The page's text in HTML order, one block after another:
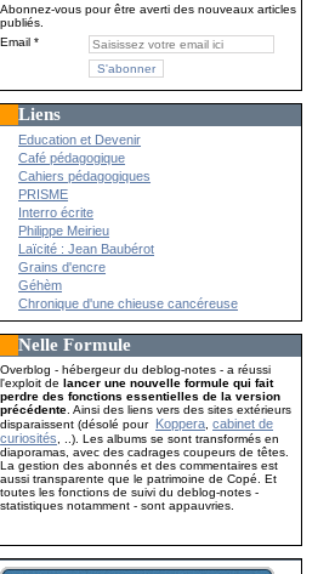
Abonnez-vous pour être averti des nouveaux articles
publiés.
Email
Liens
Education et Devenir
Café pédagogique
Cahiers pédagogiques
PRISME
Interro écrite
Philippe Meirieu
Laïcité : Jean Baubérot
Grains d'encre
Géhèm
Chronique d'une chieuse cancéreuse
Nelle Formule
Overblog - hébergeur du deblog-notes - a réussi
l'exploit delancer une nouvelle formule qui fait
perdre des fonctions essentielles de la version
précédente . Ainsi des liens vers des sites extérieurs
disparaissent (désolé pour Koppera ,cabinet de
curiosités , ..). Les albums se sont transformés en
diaporamas, avec des cadrages coupeurs de têtes.
La gestion des abonnés et des commentaires est
aussi transparente que le patrimoine de Copé. Et
toutes les fonctions de suivi du deblog-notes -
statistiques notamment - sont appauvries.